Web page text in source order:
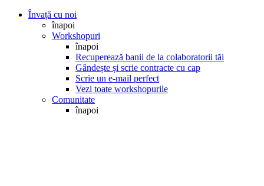
Învață cu noi
înapoi
Workshopuri
înapoi
Recuperează banii de la colaboratorii tăi
Gândește și scrie contracte cu cap
Scrie un e-mail perfect
Vezi toate workshopurile
Comunitate
înapoi